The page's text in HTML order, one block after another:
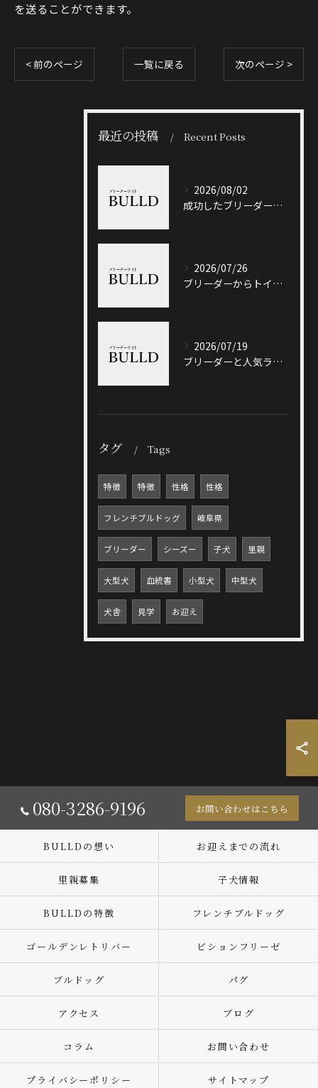
を送ることができます。
< 前のページ 一覧に戻る 次のページ >
最近の投稿 Recent Posts
2026/08/02
成功したブリーダーと岐阜県加茂郡八百津町で信頼できる出会い方徹底ガイド
2026/07/26
ブリーダーからトイプードルを迎える前に知っておきたい選び方と価格相場のポイント
2026/07/19
ブリーダーと人気ランキングで土岐市の選び方や信頼性を徹底解説
タグ Tags
特徴 特徴 性格 性格
フレンチブルドッグ 岐阜県
ブリーダー シーズー 子犬 里親
大型犬 血統書 小型犬 中型犬
犬舎 見学 お迎え
080-3286-9196 お問い合わせはこちら
BULLDの想い お迎えまでの流れ
里親募集 子犬情報
BULLDの特徴 フレンチブルドッグ
ゴールデンレトリバー ビションフリーゼ
ブルドッグ パグ
アクセス ブログ
コラム お問い合わせ
プライバシーポリシー サイトマップ